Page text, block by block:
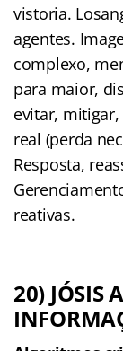
vistoria.
agentes.
complexo,
para maior,
evitar,
real (perda
Resposta,
reativas.
20) JÓSIS